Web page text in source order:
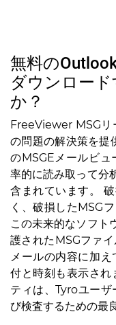
無料の
ダウンロー
か？
FreeViewer MSGリ
の問題の解決策を提
のMSGEメールビュ
率的に読み取って分
含まれています。
く、破損したMSG
この未来的なソフト
護されたMSGファ
メールの内容に加
付と時刻も表示され
ティは、Tyroユーザ
び検査するための最